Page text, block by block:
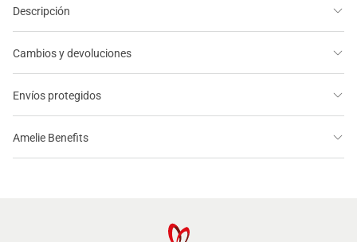
Descripción
Cambios y devoluciones
Envíos protegidos
Amelie Benefits